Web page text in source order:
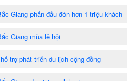
Giang phấn đấu đón hơn 1 triệu khách
Giang mùa lễ hội
trợ phát triển du lịch cộng đồng